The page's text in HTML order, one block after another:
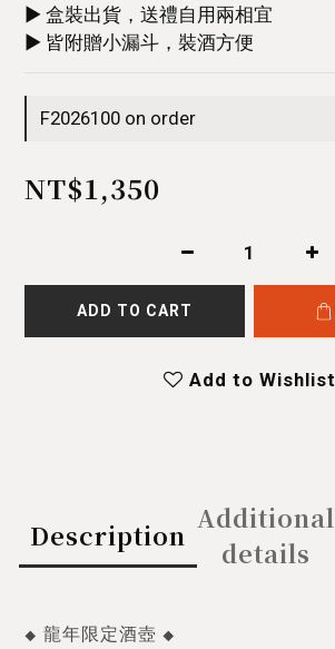
▶︎ 盒裝出貨，送禮自用兩相宜
▶︎ 皆附贈小漏斗，裝酒方便
F2026100 on order
NT$1,350
ADD TO CART
Add to Wishlist
Description
Additional
details
◆ 龍年限定酒壺 ◆